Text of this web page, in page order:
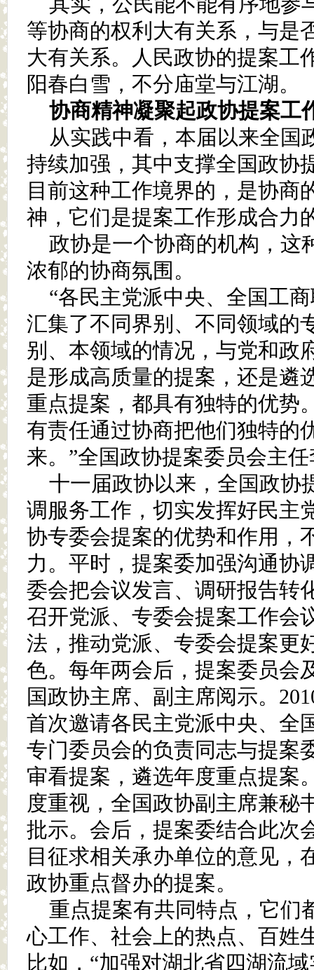
等协商的权利大有关系，与是
大有关系。人民政协的提案工
阳春白雪，不分庙堂与江湖。
协商精神凝聚起政协提案工
从实践中看，本届以来全国
持续加强，其中支撑全国政协
目前这种工作境界的，是协商
神，它们是提案工作形成合力
政协是一个协商的机构，这
浓郁的协商氛围。
“各民主党派中央、全国工
汇集了不同界别、不同领域的
别、本领域的情况，与党和政
是形成高质量的提案，还是遴
重点提案，都具有独特的优势
有责任通过协商把他们独特的
来。”全国政协提案委员会主
十一届政协以来，全国政协
调服务工作，切实发挥好民主
协专委会提案的优势和作用，
力。平时，提案委加强沟通协
委会把会议发言、调研报告转
召开党派、专委会提案工作会
法，推动党派、专委会提案更
色。每年两会后，提案委员会
国政协主席、副主席阅示。
首次邀请各民主党派中央、全
专门委员会的负责同志与提案
审看提案，遴选年度重点提案
度重视，全国政协副主席兼秘
批示。会后，提案委结合此次
目征求相关承办单位的意见，
政协重点督办的提案。
重点提案有共同特点，它们
心工作、社会上的热点、百姓
比如，“加强对湖北省四湖流